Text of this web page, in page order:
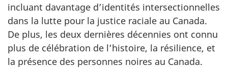
incluant davantage d’identités intersectionnelles
dans la lutte pour la justice raciale au Canada.
De plus, les deux dernières décennies ont connu
plus de célébration de l’histoire, la résilience, et
la présence des personnes noires au Canada.